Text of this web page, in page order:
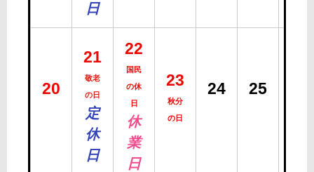
日
20
21
敬老
の日
定
休
日
22
国民
の休
日
休
業
日
23
秋分
の日
24 25